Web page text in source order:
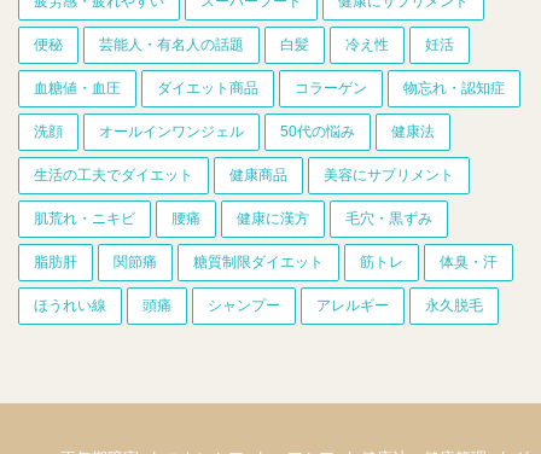
便秘 芸能人・有名人の話題 白髪 冷え性 妊活
血糖値・血圧 ダイエット商品 コラーゲン 物忘れ・認知症
洗顔 オールインワンジェル 50代の悩み 健康法
生活の工夫でダイエット 健康商品 美容にサプリメント
肌荒れ・ニキビ 腰痛 健康に漢方 毛穴・黒ずみ
脂肪肝 関節痛 糖質制限ダイエット 筋トレ 体臭・汗
ほうれい線 頭痛 シャンプー アレルギー 永久脱毛